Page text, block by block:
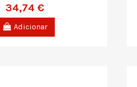
34,74 €
Adicionar